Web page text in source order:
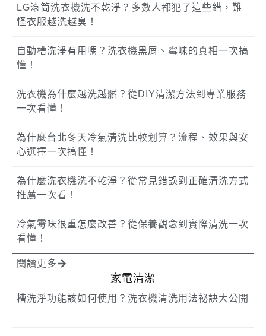
LG滾筒洗衣機洗不乾淨？多數人都犯了這些錯，難
怪衣服越洗越臭！
自動槽洗淨有用嗎？洗衣機黑屑、霉味的真相一次搞
懂！
洗衣機為什麼越洗越髒？從DIY清潔方法到專業服務
一次看懂！
為什麼台北冬天冷氣清洗比較划算？流程、效果與安
心選擇一次搞懂！
為什麼洗衣機洗不乾淨？從常見錯誤到正確清洗方式
推薦一次看！
冷氣霉味很重怎麼改善？從保養觀念到實際清洗一次
看懂！
閱讀更多
家電清潔
槽洗淨功能該如何使用？洗衣機清洗用法祕訣大公開